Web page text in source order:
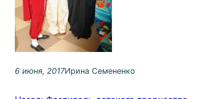
6 июня, 2017Ирина Семененко